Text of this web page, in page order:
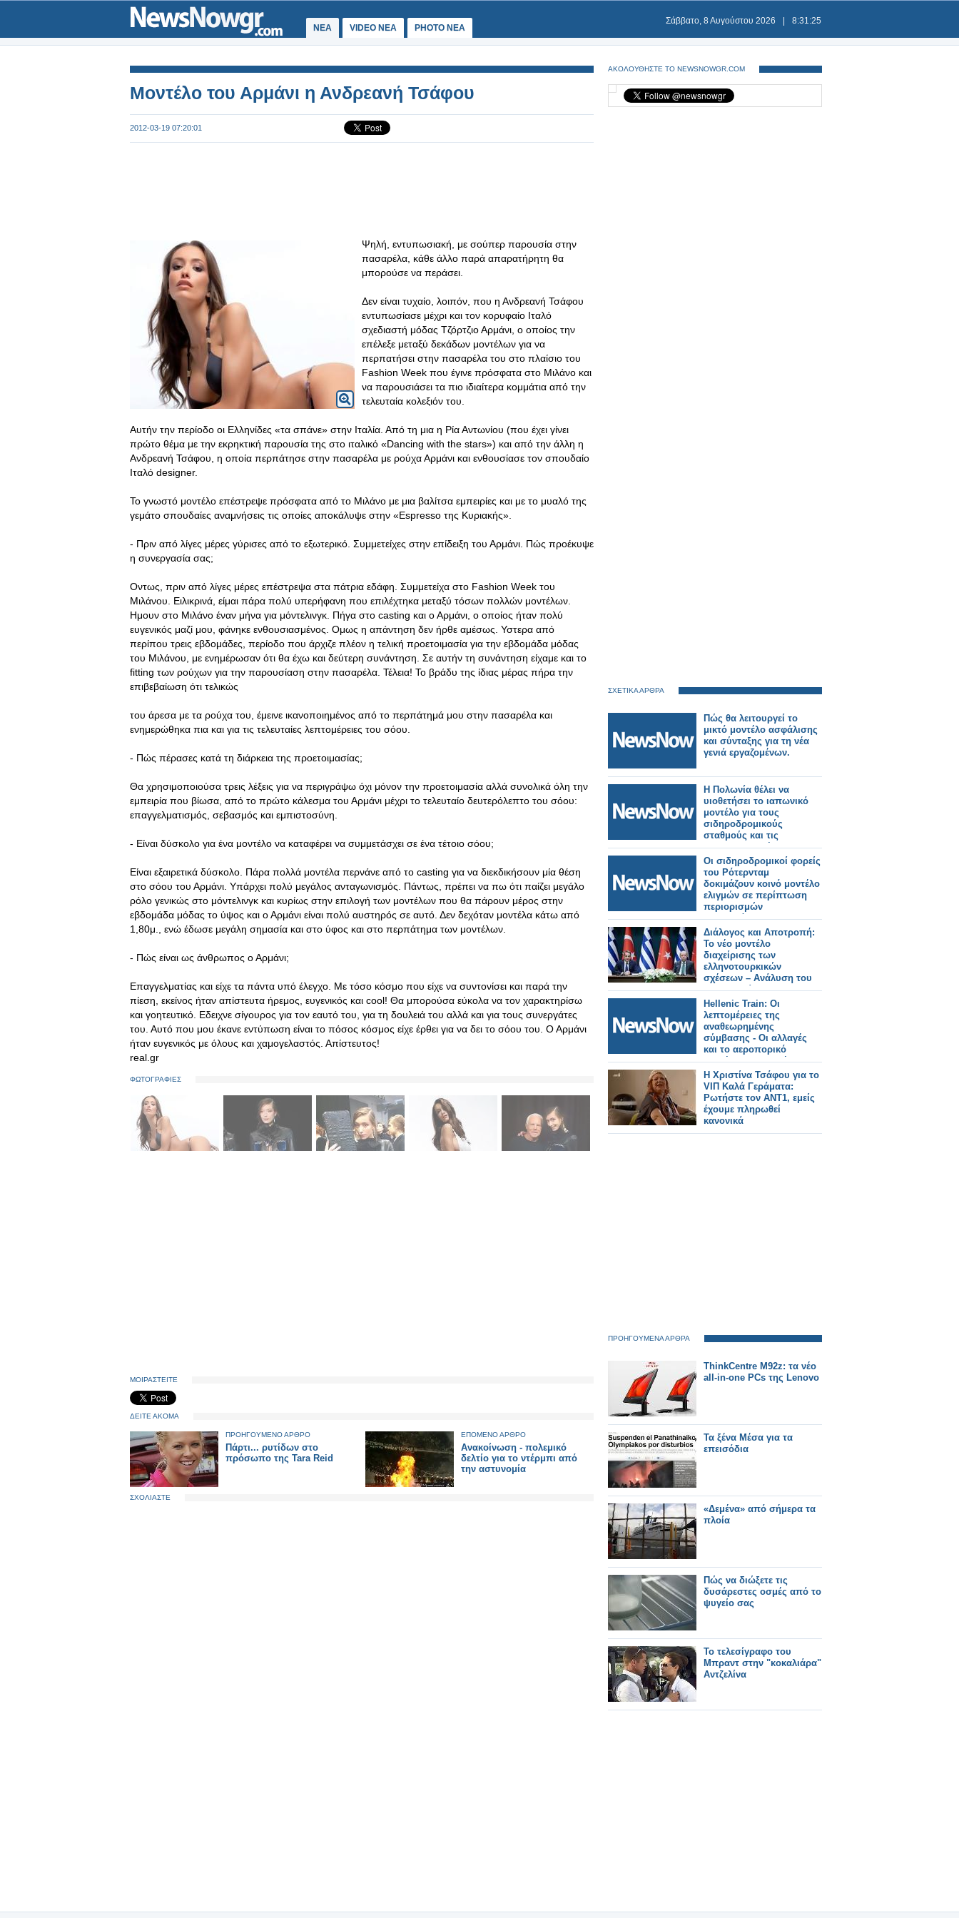
ΝΕΑ VIDEO NEA PHOTO NEA
Σάββατο, 8 Αυγούστου 2026 8:31:26
Μοντέλο του Αρμάνι η Ανδρεανή Τσάφου
2012-03-19 07:20:01
Ψηλή, εντυπωσιακή, με σούπερ παρουσία στην
πασαρέλα, κάθε άλλο παρά απαρατήρητη θα
μπορούσε να περάσει.
Δεν είναι τυχαίο, λοιπόν, που η Ανδρεανή Τσάφου
εντυπωσίασε μέχρι και τον κορυφαίο Ιταλό
σχεδιαστή μόδας Τζόρτζιο Αρμάνι, ο οποίος την
επέλεξε μεταξύ δεκάδων μοντέλων για να
περπατήσει στην πασαρέλα του στο πλαίσιο του
Fashion Week που έγινε πρόσφατα στο Μιλάνο και
να παρουσιάσει τα πιο ιδιαίτερα κομμάτια από την
τελευταία κολεξιόν του.
Αυτήν την περίοδο οι Ελληνίδες «τα σπάνε» στην Ιταλία. Από τη μια η Ρία Αντωνίου (που έχει γίνει
πρώτο θέμα με την εκρηκτική παρουσία της στο ιταλικό «Dancing with the stars») και από την άλλη η
Ανδρεανή Τσάφου, η οποία περπάτησε στην πασαρέλα με ρούχα Αρμάνι και ενθουσίασε τον σπουδαίο
Ιταλό designer.
Το γνωστό μοντέλο επέστρεψε πρόσφατα από το Μιλάνο με μια βαλίτσα εμπειρίες και με το μυαλό της
γεμάτο σπουδαίες αναμνήσεις τις οποίες αποκάλυψε στην «Espresso της Κυριακής».
- Πριν από λίγες μέρες γύρισες από το εξωτερικό. Συμμετείχες στην επίδειξη του Αρμάνι. Πώς προέκυψε
η συνεργασία σας;
Οντως, πριν από λίγες μέρες επέστρεψα στα πάτρια εδάφη. Συμμετείχα στο Fashion Week του
Μιλάνου. Ειλικρινά, είμαι πάρα πολύ υπερήφανη που επιλέχτηκα μεταξύ τόσων πολλών μοντέλων.
Ημουν στο Μιλάνο έναν μήνα για μόντελινγκ. Πήγα στο casting και ο Αρμάνι, ο οποίος ήταν πολύ
ευγενικός μαζί μου, φάνηκε ενθουσιασμένος. Ομως η απάντηση δεν ήρθε αμέσως. Υστερα από
περίπου τρεις εβδομάδες, περίοδο που άρχιζε πλέον η τελική προετοιμασία για την εβδομάδα μόδας
του Μιλάνου, με ενημέρωσαν ότι θα έχω και δεύτερη συνάντηση. Σε αυτήν τη συνάντηση είχαμε και το
fitting των ρούχων για την παρουσίαση στην πασαρέλα. Τέλεια! Το βράδυ της ίδιας μέρας πήρα την
επιβεβαίωση ότι τελικώς
του άρεσα με τα ρούχα του, έμεινε ικανοποιημένος από το περπάτημά μου στην πασαρέλα και
ενημερώθηκα πια και για τις τελευταίες λεπτομέρειες του σόου.
- Πώς πέρασες κατά τη διάρκεια της προετοιμασίας;
Θα χρησιμοποιούσα τρεις λέξεις για να περιγράψω όχι μόνον την προετοιμασία αλλά συνολικά όλη την
εμπειρία που βίωσα, από το πρώτο κάλεσμα του Αρμάνι μέχρι το τελευταίο δευτερόλεπτο του σόου:
επαγγελματισμός, σεβασμός και εμπιστοσύνη.
- Είναι δύσκολο για ένα μοντέλο να καταφέρει να συμμετάσχει σε ένα τέτοιο σόου;
Είναι εξαιρετικά δύσκολο. Πάρα πολλά μοντέλα περνάνε από το casting για να διεκδικήσουν μία θέση
στο σόου του Αρμάνι. Υπάρχει πολύ μεγάλος ανταγωνισμός. Πάντως, πρέπει να πω ότι παίζει μεγάλο
ρόλο γενικώς στο μόντελινγκ και κυρίως στην επιλογή των μοντέλων που θα πάρουν μέρος στην
εβδομάδα μόδας το ύψος και ο Αρμάνι είναι πολύ αυστηρός σε αυτό. Δεν δεχόταν μοντέλα κάτω από
1,80μ., ενώ έδωσε μεγάλη σημασία και στο ύφος και στο περπάτημα των μοντέλων.
- Πώς είναι ως άνθρωπος ο Αρμάνι;
Επαγγελματίας και είχε τα πάντα υπό έλεγχο. Με τόσο κόσμο που είχε να συντονίσει και παρά την
πίεση, εκείνος ήταν απίστευτα ήρεμος, ευγενικός και cool! Θα μπορούσα εύκολα να τον χαρακτηρίσω
και γοητευτικό. Εδειχνε σίγουρος για τον εαυτό του, για τη δουλειά του αλλά και για τους συνεργάτες
του. Αυτό που μου έκανε εντύπωση είναι το πόσος κόσμος είχε έρθει για να δει το σόου του. Ο Αρμάνι
ήταν ευγενικός με όλους και χαμογελαστός. Απίστευτος!
real.gr
ΦΩΤΟΓΡΑΦΙΕΣ
ΜΟΙΡΑΣΤΕΙΤΕ
ΔΕΙΤΕ ΑΚΟΜΑ
ΠΡΟΗΓΟΥΜΕΝΟ ΑΡΘΡΟ
Πάρτι... ρυτίδων στο
πρόσωπο της Tara Reid
ΕΠΟΜΕΝΟ ΑΡΘΡΟ
Ανακοίνωση - πολεμικό
δελτίο για το ντέρμπι από
την αστυνομία
ΣΧΟΛΙΑΣΤΕ
ΑΚΟΛΟΥΘΗΣΤΕ ΤΟ NEWSNOWGR.COM
ΣΧΕΤΙΚΑ ΑΡΘΡΑ
Πώς θα λειτουργεί το
μικτό μοντέλο ασφάλισης
και σύνταξης για τη νέα
γενιά εργαζομένων.
Η Πολωνία θέλει να
υιοθετήσει το ιαπωνικό
μοντέλο για τους
σιδηροδρομικούς
σταθμούς και τις
σιδηροδρομικές
υπηρεσίες.
Οι σιδηροδρομικοί φορείς
του Ρότερνταμ
δοκιμάζουν κοινό μοντέλο
ελιγμών σε περίπτωση
περιορισμών
χωρητικότητας.
Διάλογος και Αποτροπή:
Το νέο μοντέλο
διαχείρισης των
ελληνοτουρκικών
σχέσεων – Ανάλυση του
Κωνσταντίνου
Μπαλωμένου
Hellenic Train: Οι
λεπτομέρειες της
αναθεωρημένης
σύμβασης - Οι αλλαγές
και το αεροπορικό
μοντέλο στα εισιτήρια
Η Χριστίνα Τσάφου για το
VIΠ Καλά Γεράματα:
Ρωτήστε τον ΑΝΤ1, εμείς
έχουμε πληρωθεί
κανονικά
ΠΡΟΗΓΟΥΜΕΝΑ ΑΡΘΡΑ
ThinkCentre M92z: τα νέο
all-in-one PCs της Lenovo
Τα ξένα Μέσα για τα
επεισόδια
«Δεμένα» από σήμερα τα
πλοία
Πώς να διώξετε τις
δυσάρεστες οσμές από το
ψυγείο σας
Το τελεσίγραφο του
Μπραντ στην "κοκαλιάρα"
Αντζελίνα